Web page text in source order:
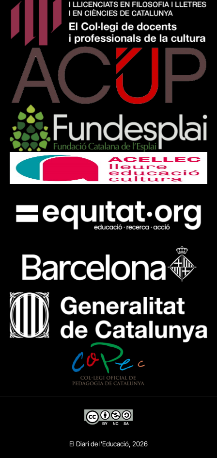
El Diari de l’Educació, 2026